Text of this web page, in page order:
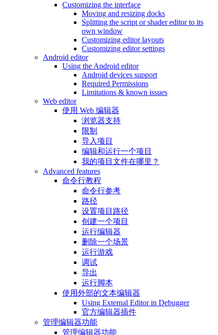
Customizing the interface
Moving and resizing docks
Splitting the script or shader editor to its
own window
Customizing editor layouts
Customizing editor settings
Android editor
Using the Android editor
Android devices support
Required Permissions
Limitations & known issues
Web editor
使用 Web 编辑器
浏览器支持
限制
导入项目
编辑和运行一个项目
我的项目文件在哪里？
Advanced features
命令行教程
命令行参考
路径
设置项目路径
创建一个项目
运行编辑器
删除一个场景
运行游戏
调试
导出
运行脚本
使用外部的文本编辑器
Using External Editor in Debugger
官方编辑器插件
管理编辑器功能
管理编辑器功能